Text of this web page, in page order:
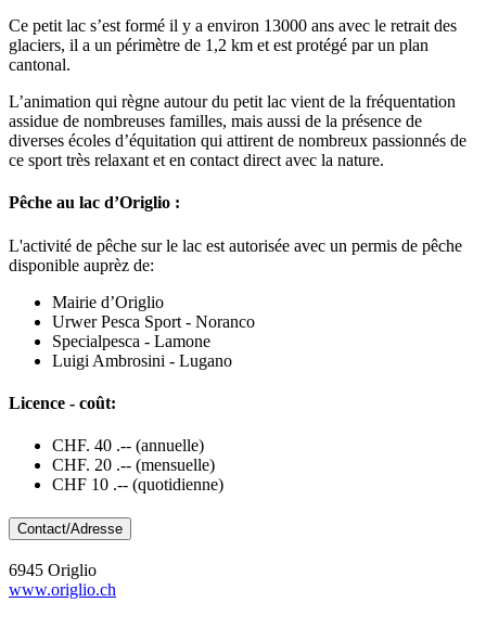
Ce petit lac s’est formé il y a environ 13000 ans avec le retrait des
glaciers, il a un périmètre de 1,2 km et est protégé par un plan
cantonal.
L’animation qui règne autour du petit lac vient de la fréquentation
assidue de nombreuses familles, mais aussi de la présence de
diverses écoles d’équitation qui attirent de nombreux passionnés de
ce sport très relaxant et en contact direct avec la nature.
Pêche au lac d’Origlio :
L'activité de pêche sur le lac est autorisée avec un permis de pêche
disponible auprèz de:
Mairie d’Origlio
Urwer Pesca Sport - Noranco
Specialpesca - Lamone
Luigi Ambrosini - Lugano
Licence - coût:
CHF. 40 .-- (annuelle)
CHF. 20 .-- (mensuelle)
CHF 10 .-- (quotidienne)
Contact/Adresse
6945 Origlio
www.origlio.ch